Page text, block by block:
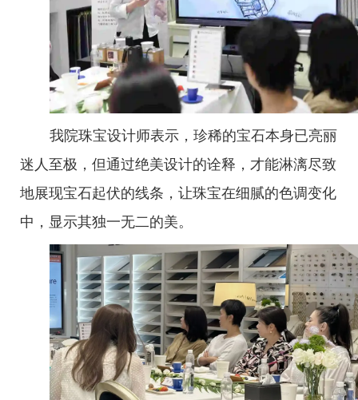
我院珠宝设计师表示，珍稀的宝石本身已亮丽
迷人至极，但通过绝美设计的诠释，才能淋漓尽致
地展现宝石起伏的线条，让珠宝在细腻的色调变化
中，显示其独一无二的美。